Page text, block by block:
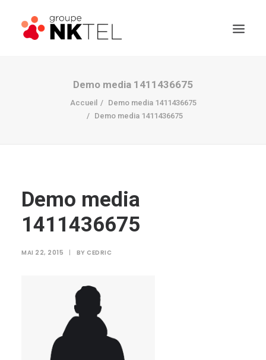
NOUS CONTACTER
Demo media 1411436675
Accueil
Demo media 1411436675
Demo media 1411436675
Demo media
1411436675
MAI 22, 2015 | BY CEDRIC